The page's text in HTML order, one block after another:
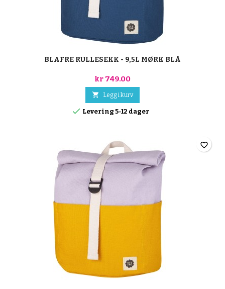
BLAFRE RULLESEKK - 9,5L MØRK BLÅ
kr 749.00
 Legg i kurv
 Levering 5-12 dager
favorite_border